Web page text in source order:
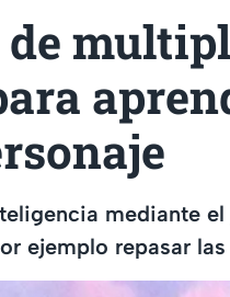
de
mediante
ejemplo repasar